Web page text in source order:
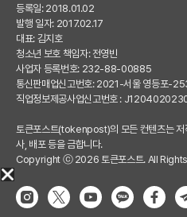
등록일: 2018.01.02
발행 일자: 2017.02.17
대표: 김지호
청소년 보호 책임자: 전영빈
사업자 등록번호: 232-88-00885
통신판매업신고번호: 2021-서울 영등포-
직업정보제공사업신고번호 :
토큰포스트(tokenpost)의 모든 컨텐츠는 저
사, 배포 등을 금합니다.
Copyright ⓒ 2026 토큰포스트. All